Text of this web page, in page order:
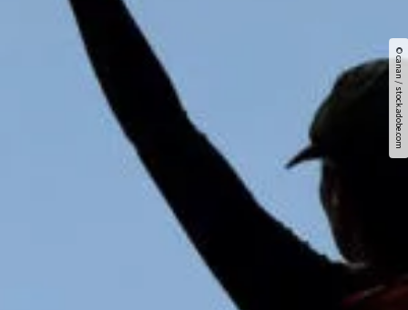
© canan / stock.adobe.com